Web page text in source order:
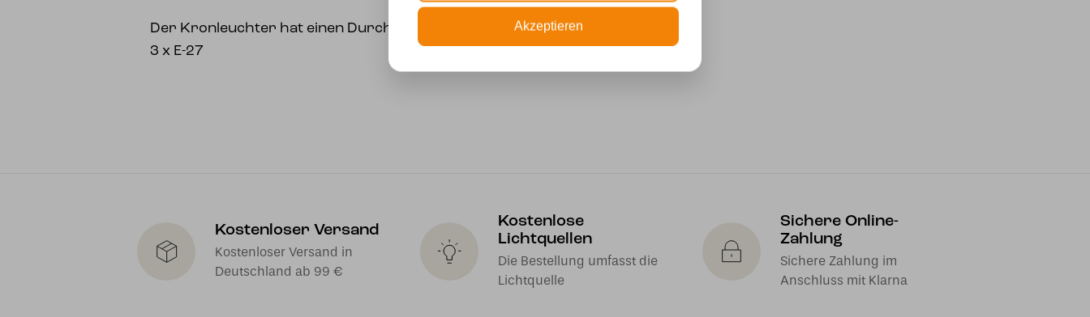
Der Kronleuchter hat einen Durchmesser von 80 cm.
3 x E-27
Kostenloser Versand
Kostenloser Versand in
Deutschland ab 99 €
Kostenlose
Lichtquellen
Die Bestellung umfasst die
Lichtquelle
Sichere Online-
Zahlung
Sichere Zahlung im
Anschluss mit Klarna
Akzeptieren